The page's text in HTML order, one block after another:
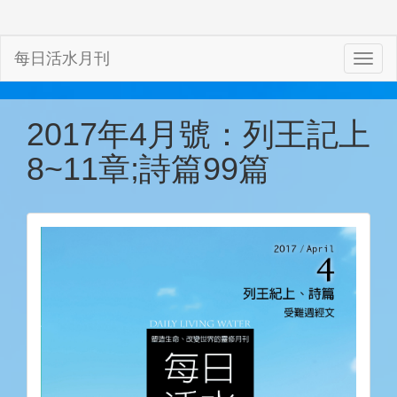
每日活水月刊
2017年4月號：列王記上
8~11章;詩篇99篇